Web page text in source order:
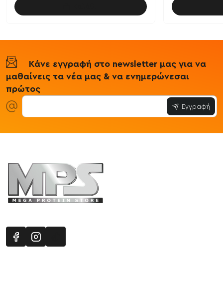
Κάνε εγγραφή στο newsletter μας για να
μαθαίνεις τα νέα μας & να ενημερώνεσαι
πρώτος
Εγγραφή